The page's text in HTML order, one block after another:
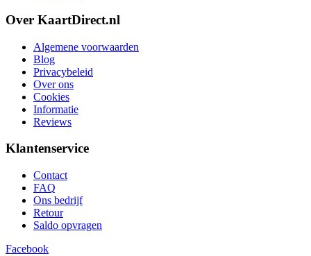
Over KaartDirect.nl
Algemene voorwaarden
Blog
Privacybeleid
Over ons
Cookies
Informatie
Reviews
Klantenservice
Contact
FAQ
Ons bedrijf
Retour
Saldo opvragen
Facebook